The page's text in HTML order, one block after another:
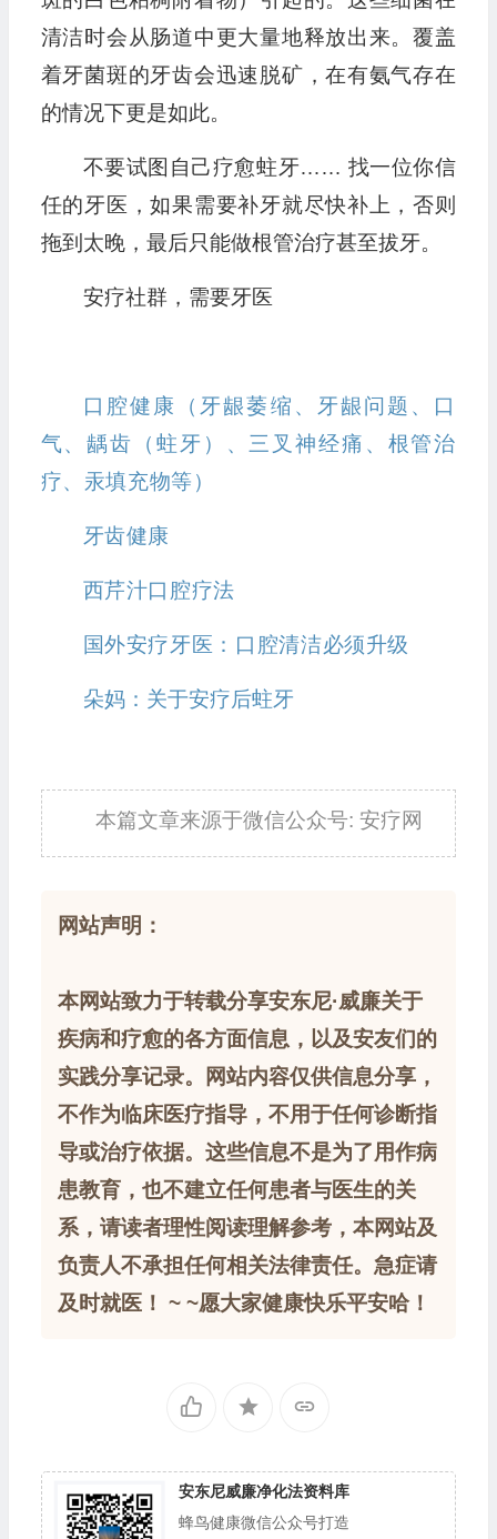
清洁时会从肠道中更大量地释放出来。覆盖
着牙菌斑的牙齿会迅速脱矿，在有氨气存在
的情况下更是如此。
不要试图自己疗愈蛀牙…… 找一位你信
任的牙医，如果需要补牙就尽快补上，否则
拖到太晚，最后只能做根管治疗甚至拔牙。
安疗社群，需要牙医
口腔健康（牙龈萎缩、牙龈问题、口
气、龋齿（蛀牙）、三叉神经痛、根管治
疗、汞填充物等）
牙齿健康
西芹汁口腔疗法
国外安疗牙医：口腔清洁必须升级
朵妈：关于安疗后蛀牙
本篇文章来源于微信公众号: 安疗网
网站声明：
本网站致力于转载分享安东尼·威廉关于
疾病和疗愈的各方面信息，以及安友们的
实践分享记录。网站内容仅供信息分享，
不作为临床医疗指导，不用于任何诊断指
导或治疗依据。这些信息不是为了用作病
患教育，也不建立任何患者与医生的关
系，请读者理性阅读理解参考，本网站及
负责人不承担任何相关法律责任。急症请
及时就医！ ~ ~愿大家健康快乐平安哈！
安东尼威廉净化法资料库
蜂鸟健康微信公众号打造